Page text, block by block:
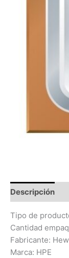
Descripción
Tipo de
Cantidad
Fabricante:
Marca: HPE